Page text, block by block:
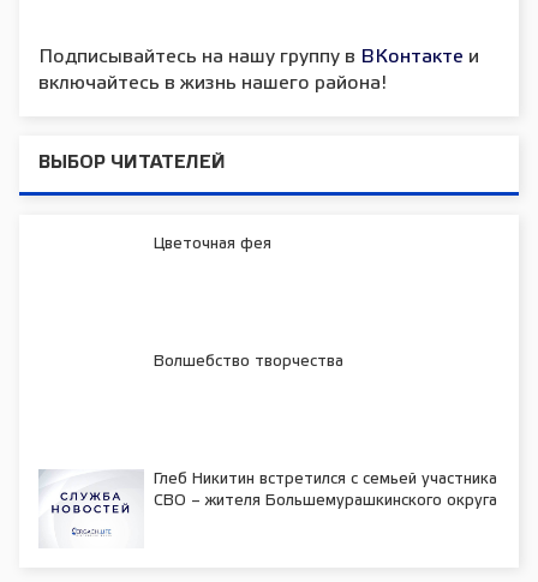
Подписывайтесь на нашу группу в ВКонтакте и
включайтесь в жизнь нашего района!
ВЫБОР ЧИТАТЕЛЕЙ
Цветочная фея
Волшебство творчества
Глеб Никитин встретился с семьей участника
СВО – жителя Большемурашкинского округа